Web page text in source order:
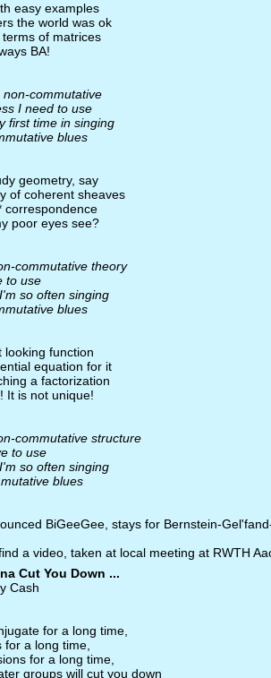
easy examples
the world was ok
of matrices
BA!
non-commutative
I need to use
first time in singing
blues
geometry, say
of coherent sheaves
correspondence
poor eyes see?
commutative theory
to use
so often singing
blues
looking function
equation for it
a factorization
It is not unique!
commutative structure
to use
so often singing
blues
BiGeeGee, stays for Bernstein-
a video, taken at local meeting at RWTH
Cut You Down ...
Cash
for a long time,
for a long time,
for a long time,
groups will cut you down